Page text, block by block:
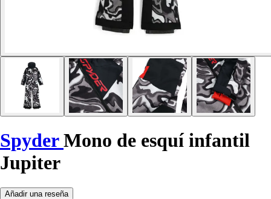
SpyderMono de esquí infantil
Jupiter
Añadir una reseña